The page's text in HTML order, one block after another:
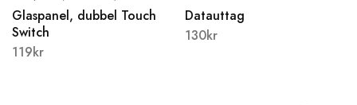
Glaspanel, dubbel Touch
Switch
119kr
Datauttag
130kr